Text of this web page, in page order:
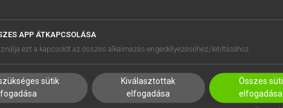
SÚGÓ
RÓLUNK
SÜTI BEÁLLÍTÁSOK
APP ÁTKAPCSOLÁSA
ezt a kapcsolót az összes alkalmazás engedélyezéséhez/letiltásához.
sütik
Kiválasztottak
elfogadása
Összes süti
elfogadása